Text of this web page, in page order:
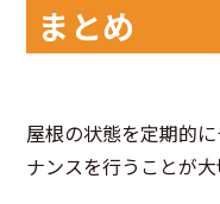
まとめ
屋根の状態を定期的
ナンスを行うことが大